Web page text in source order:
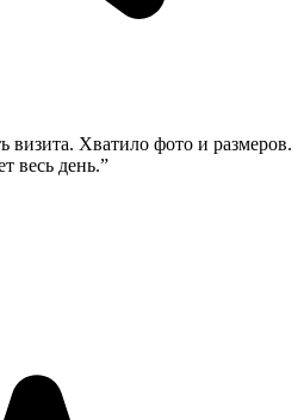
Хватило фото и размеров.
весь день.”